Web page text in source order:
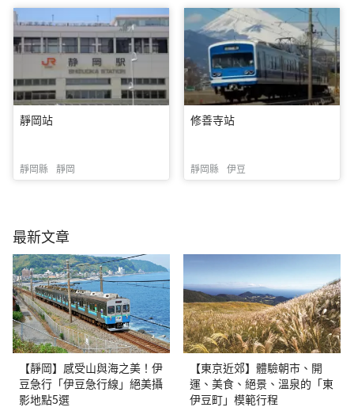
靜岡站
靜岡縣 靜岡
修善寺站
靜岡縣 伊豆
最新文章
【靜岡】感受山與海之美！伊
豆急行「伊豆急行線」絕美攝
影地點5選
【東京近郊】體驗朝市、開
運、美食、絕景、溫泉的「東
伊豆町」模範行程